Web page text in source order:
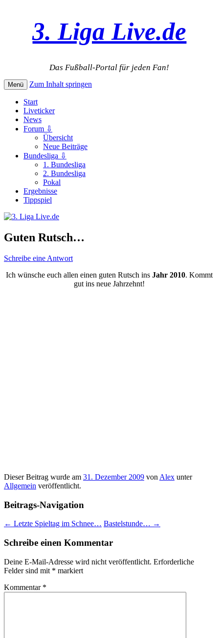
3. Liga Live.de
Das Fußball-Portal für jeden Fan!
Menü Zum Inhalt springen
Start
Liveticker
News
Forum ⇩
Übersicht
Neue Beiträge
Bundesliga ⇩
1. Bundesliga
2. Bundesliga
Pokal
Ergebnisse
Tippspiel
Guten Rutsch…
Schreibe eine Antwort
Ich wünsche euch allen einen guten Rutsch insJahr 2010. Kommt
gut ins neue Jahrzehnt!
Dieser Beitrag wurde am 31. Dezember 2009 von Alex unter
Allgemein veröffentlicht.
Beitrags-Navigation
← Letzte Spieltag im Schnee… Bastelstunde… →
Schreibe einen Kommentar
Deine E-Mail-Adresse wird nicht veröffentlicht. Erforderliche
Felder sind mit * markiert
Kommentar *